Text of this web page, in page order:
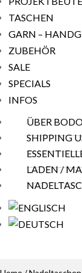
TASCHEN
GARN –
ZUBEHÖR
SALE
SPECIALS
INFOS
ÜBER
SHIPPING
LADEN /